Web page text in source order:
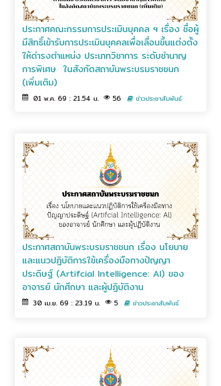
ประกาศคณะกรรมการประเมินบุคคล ฯ เรื่อง ชื่อผู้
มีสิทธิ์เข้ารับการประเมินบุคคลเพื่อเลื่อนขึ้นแต่งตั้ง
ให้ดำรงตำแหน่ง ประเภทวิชาการ ระดับชำนาญ
การพิเศษ ในสังกัดสถาบันพระบรมราชชนก
(เพิ่มเติม)
01 พ.ค. 69 : 21.54 น. 56 ข่าวประชาสัมพันธ์
ประกาศสถาบันพระบรมราชชนก เรื่อง นโยบาย
และแนวปฏิบัติการใช้เครื่องมือทางปัญญา
ประดิษฐ์ (Artifcial Intelligence: Al) ของ
อาจารย์ นักศึกษา และผู้ปฏิบัติงาน
30 เม.ย. 69 : 23.19 น. 5 ข่าวประชาสัมพันธ์